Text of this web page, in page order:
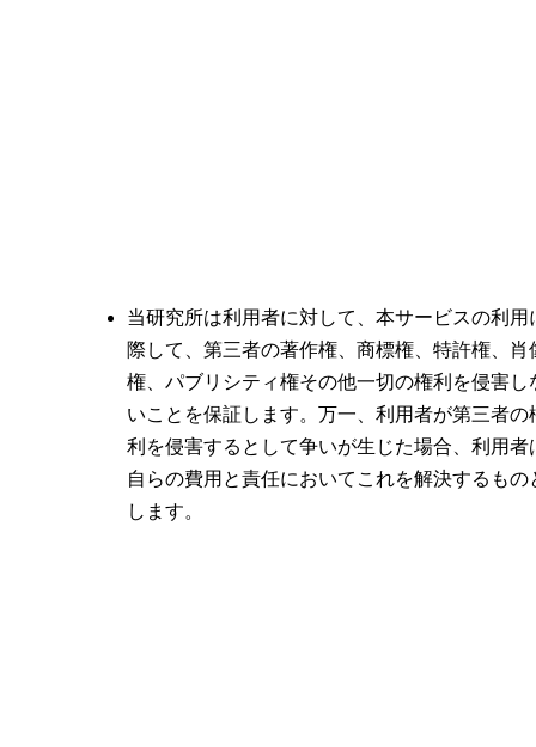
当研究所は利用者に対して、本サービスの利用
際して、第三者の著作権、商標権、特許権、肖
権、パブリシティ権その他一切の権利を侵害し
いことを保証します。万一、利用者が第三者の
利を侵害するとして争いが生じた場合、利用者
自らの費用と責任においてこれを解決するもの
します。